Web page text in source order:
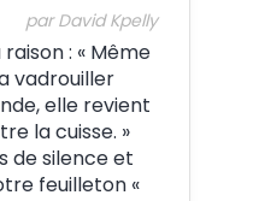
par David Kpelly
: « Même
vadrouiller
elle revient
la cuisse. »
de silence et
feuilleton «